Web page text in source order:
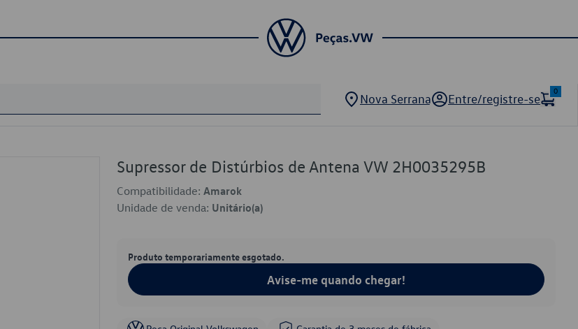
Nova Serrana Entre/registre-se
0
Supressor de Distúrbios de Antena VW 2H0035295B
Compatibilidade: Amarok
Unidade de venda: Unitário(a)
Produto temporariamente esgotado.
Avise-me quando chegar!